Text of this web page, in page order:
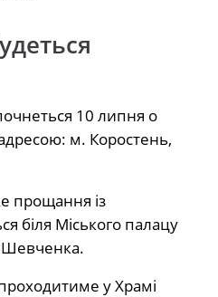
10 липня о
м. Коростень,
прощання із
біля Міського палацу
Шевченка.
у Храмі